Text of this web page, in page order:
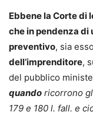
Ebbene la Corte di
che in pendenza
preventivo, sia
dell’imprenditore,
del pubblico
quando ricorrono
179 e 180 l. fall. e